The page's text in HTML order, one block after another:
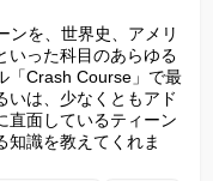
ンを、世界史、アメリ
いった科目のあらゆる
「Crash Course」で最
いは、少なくともアド
直面しているティーン
知識を教えてくれま